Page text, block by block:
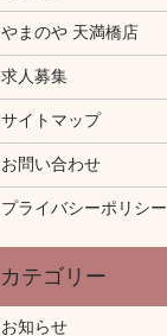
やまのや 天満橋店
求人募集
サイトマップ
お問い合わせ
プライバシーポリシー
お知らせ